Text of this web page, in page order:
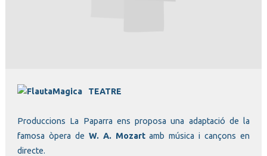
TEATRE
Produccions La Paparra ens proposa una adaptació de la
famosa òpera de W. A. Mozartamb música i cançons en
directe.